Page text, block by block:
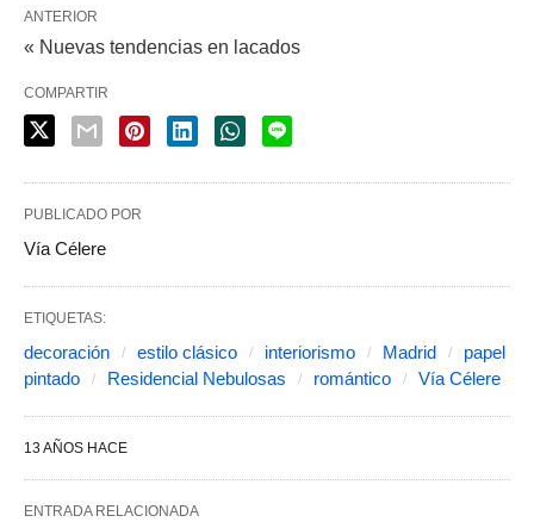
ANTERIOR
« Nuevas tendencias en lacados
COMPARTIR
PUBLICADO POR
Vía Célere
ETIQUETAS:
decoración estilo clásico interiorismo Madrid
papel
pintado
Residencial Nebulosas romántico Vía Célere
13 AÑOS HACE
ENTRADA RELACIONADA